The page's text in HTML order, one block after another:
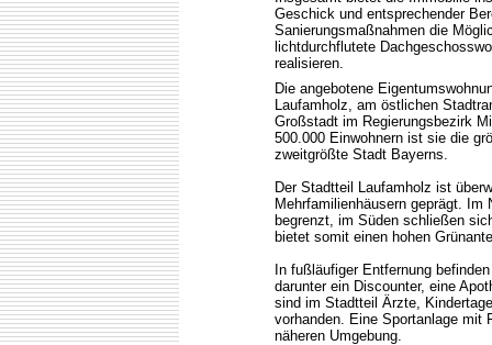
Geschick und entsprechender
Sanierungsmaßnahmen die
lichtdurchflutete
realisieren.
Die angebotene
Laufamholz, am östlichen
Großstadt im Regierungsbezirk
500.000 Einwohnern ist sie die
zweitgrößte Stadt Bayerns.
Der Stadtteil Laufamholz ist
Mehrfamilienhäusern geprägt.
begrenzt, im Süden schließen
bietet somit einen hohen
In fußläufiger Entfernung
darunter ein Discounter, eine
sind im Stadtteil Ärzte,
vorhanden. Eine Sportanlage mit
näheren Umgebung.